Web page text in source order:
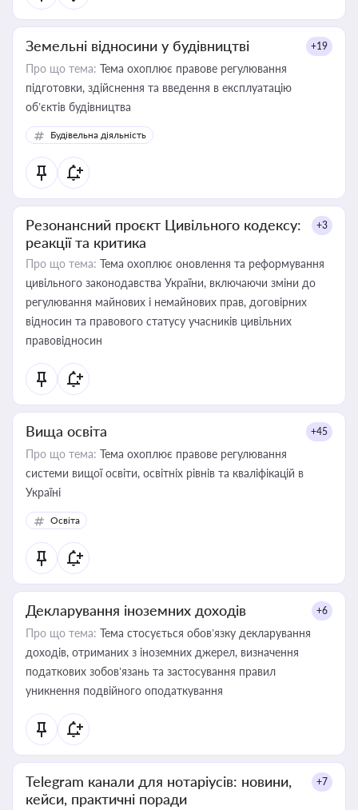
Земельні відносини у будівництві +19
Про що тема: Тема охоплює правове регулювання
підготовки, здійснення та введення в експлуатацію
об’єктів будівництва
Будівельна діяльність
Резонансний проєкт Цивільного кодексу:
реакції та критика
+3
Про що тема: Тема охоплює оновлення та реформування
цивільного законодавства України, включаючи зміни до
регулювання майнових і немайнових прав, договірних
відносин та правового статусу учасників цивільних
правовідносин
Вища освіта +45
Про що тема: Тема охоплює правове регулювання
системи вищої освіти, освітніх рівнів та кваліфікацій в
Україні
Освіта
Декларування іноземних доходів +6
Про що тема: Тема стосується обов’язку декларування
доходів, отриманих з іноземних джерел, визначення
податкових зобов’язань та застосування правил
уникнення подвійного оподаткування
Telegram канали для нотаріусів: новини,
кейси, практичні поради
+7